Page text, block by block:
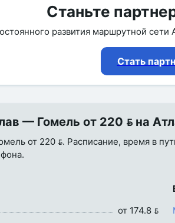
Станьте
развития маршрутной
Стать
— Гомель от 220  на
от 220 . Расписание, время в
от 174.8 